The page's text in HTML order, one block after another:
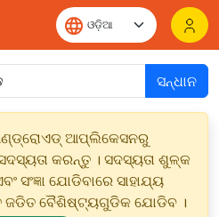
ସନ୍ଧାନ
ଆପ୍ଲିକେସନରୁ
କରନ୍ତୁ । ସଦସ୍ୟତା ଶୁଳ୍କ
ସଂଜ୍ଞା ଯୋଡିବାରେ ସାହାଯ୍ୟ
ଜଡିତ ବୈଶିଷ୍ଟ୍ୟଗୁଡିକ ଯୋଡିବ ।